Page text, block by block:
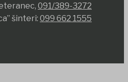
091/389-3272
šinteri: 099 662 1555